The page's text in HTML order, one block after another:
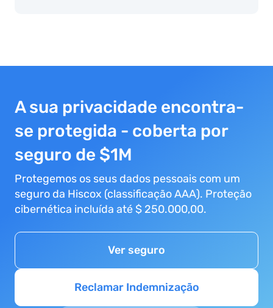
A sua privacidade encontra-
se protegida - coberta por
seguro de $1M
Protegemos os seus dados pessoais com um
seguro da Hiscox (classificação AAA). Proteção
cibernética incluída até $ 250.000,00.
Ver seguro
Reclamar Indemnização